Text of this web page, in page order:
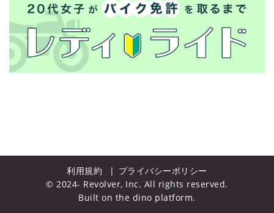
利用規約
プライバシーポリシー
© 2024- Revolver, Inc. All rights reserved.
Built on the dino platform.